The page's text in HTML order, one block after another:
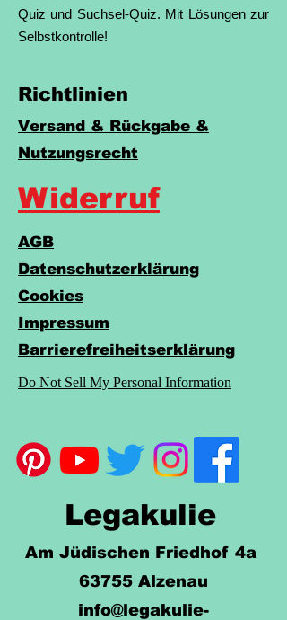
Quiz und Suchsel-Quiz. Mit Lösungen zur
Selbstkontrolle!
Richtlinien
Versand & Rückgabe &
Nutzungsrecht
Widerruf
AGB
Datenschutzerklärung
Cookies
Impressum
Barrierefreiheitserklärung
Do Not Sell My Personal Information
Legakulie
Am Jüdischen Friedhof 4a
63755 Alzenau
info@legakulie-